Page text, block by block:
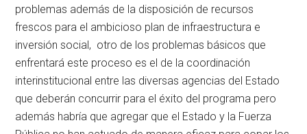
problemas además de la disposición de recursos
frescos para el ambicioso plan de infraestructura e
inversión social, otro de los problemas básicos que
enfrentará este proceso es el de la coordinación
interinstitucional entre las diversas agencias del Estado
que deberán concurrir para el éxito del programa pero
además habría que agregar que el Estado y la Fuerza